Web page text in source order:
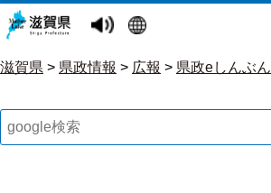
滋賀県 > 県政情報 > 広報 > 県政eしんぶん